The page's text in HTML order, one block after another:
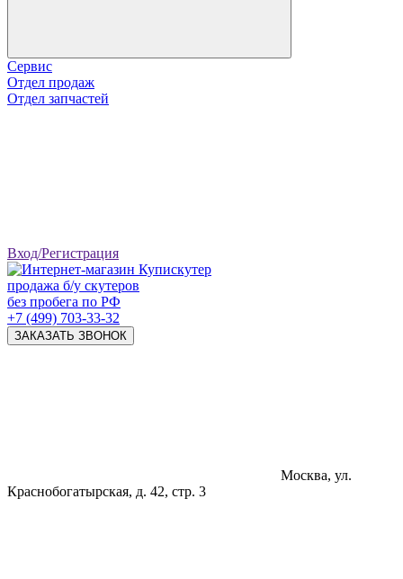
Сервис
Отдел продаж
Отдел запчастей
Вход/Регистрация
продажа б/у скутеров
без пробега по РФ
+7 (499) 703-33-32
ЗАКАЗАТЬ ЗВОНОК
Москва, ул.
Краснобогатырская, д. 42, стр. 3